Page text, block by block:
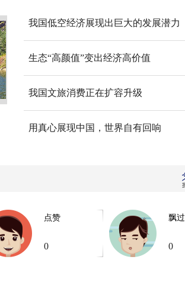
我国低空经济展现出巨大的发展潜力
生态“高颜值”变出经济高价值
我国文旅消费正在扩容升级
用真心展现中国，世界自有回响
点赞
0
飘过
0